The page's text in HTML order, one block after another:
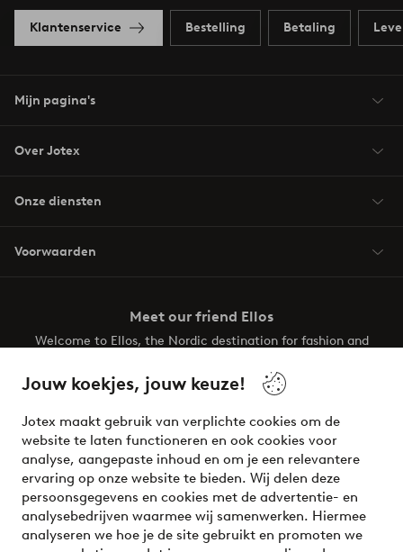
Jouw koekjes, jouw keuze!
Jotex maakt gebruik van verplichte cookies om de
website te laten functioneren en ook cookies voor
analyse, aangepaste inhoud en om je een relevantere
ervaring op onze website te bieden. Wij delen deze
persoonsgegevens en cookies met de advertentie- en
analysebedrijven waarmee wij samenwerken. Hiermee
analyseren we hoe je de site gebruikt en promoten we
Klantenservice Bestelling Betaling
Mijn pagina's
Over Jotex
Onze diensten
Voorwaarden
Meet our friend Ellos
Welcome to Ellos, the Nordic destination for fashion and
your wardrobe. Your next inspiring look is here!
Veilig betalen - Nu betalen of opsplitsen
Wil je meer weten over onze betaalopties?